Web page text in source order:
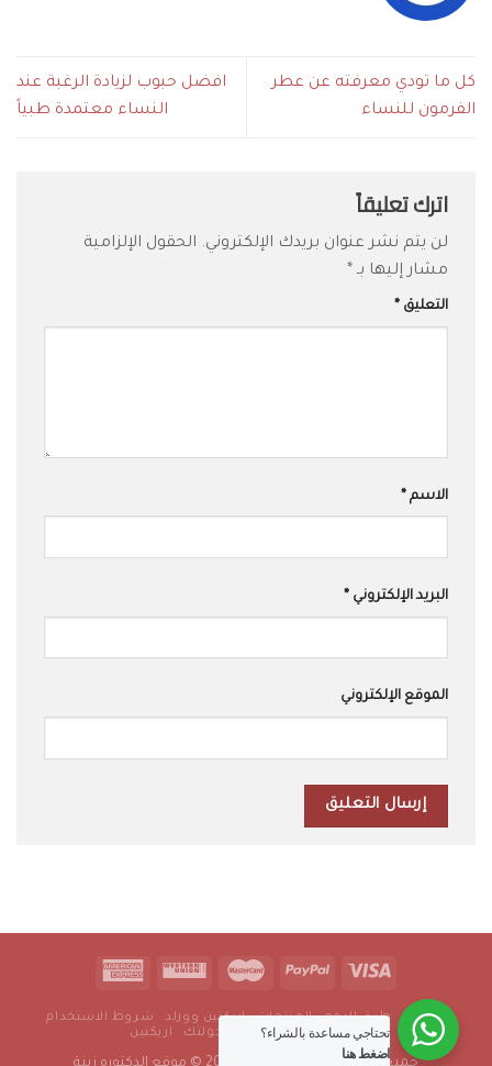
كل ما تودي معرفته عن عطر
الفرمون للنساء
افضل حبوب لزيادة الرغبة عند
النساء معتمدة طبياً
اترك تعليقاً
لن يتم نشر عنوان بريدك الإلكتروني. الحقول الإلزامية
مشار إليها بـ *
التعليق *
الاسم *
البريد الإلكتروني *
الموقع الإلكتروني
من نحن طرق الدفع المنتجات اريكتين وورلد
شروط الاستخدام
سياسة الخصوصية
رجولتك اريكتين
تحتاجي مساعدة بالشراء؟
اضغط هنا